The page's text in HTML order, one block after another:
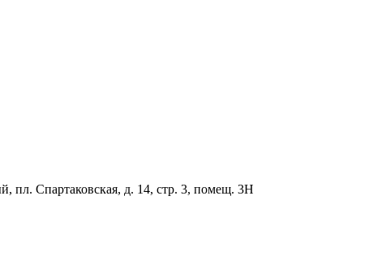
пл. Спартаковская, д. 14, стр. 3, помещ. 3Н